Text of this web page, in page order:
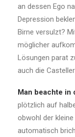
an dessen Ego
Depression
Birne versulzt?
möglicher
Lösungen parat
auch die
Man beachte in
plötzlich auf
obwohl der
automatisch